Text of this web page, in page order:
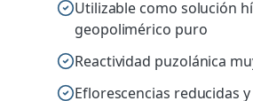
Utilizable como solución
geopolimérico puro
Reactividad puzolánica
Eflorescencias reducidas